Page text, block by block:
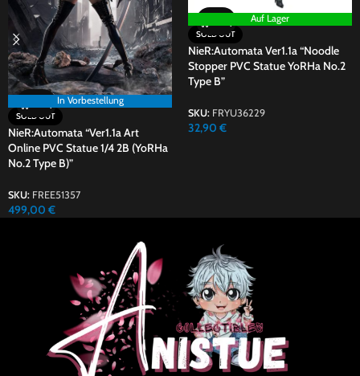
In Vorbestellung
SOLD OUT
NieR:Automata “Ver1.1a Art
Online PVC Statue 1/4 2B (YoRHa
No.2 Type B)”
SKU: FREE51357
499,00 €
Auf Lager
SOLD OUT
NieR:Automata Ver1.1a “Noodle
Stopper PVC Statue YoRHa No.2
Type B”
SKU: FRYU36229
32,90 €